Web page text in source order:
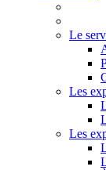
Le
Les
Les